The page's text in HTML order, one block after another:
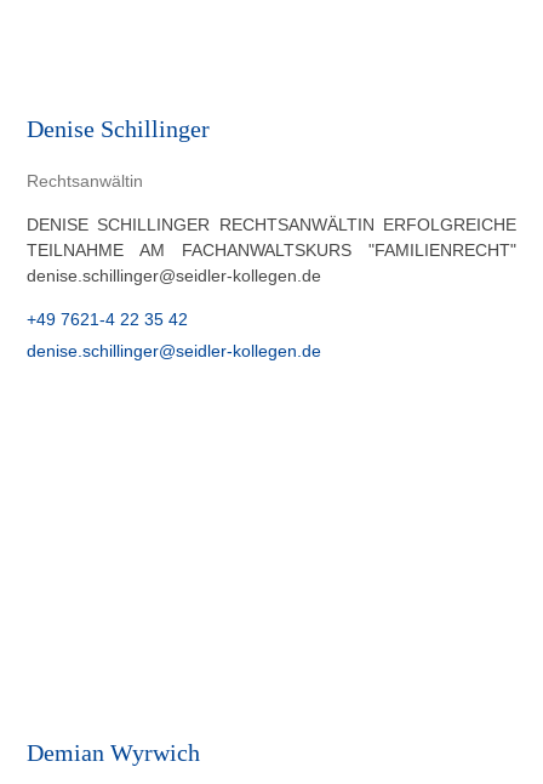
Denise Schillinger
Rechtsanwältin
DENISE SCHILLINGER RECHTSANWÄLTIN ERFOLGREICHE
TEILNAHME AM FACHANWALTSKURS "FAMILIENRECHT"
denise.schillinger@seidler-kollegen.de
+49 7621-4 22 35 42
denise.schillinger@seidler-kollegen.de
Demian Wyrwich